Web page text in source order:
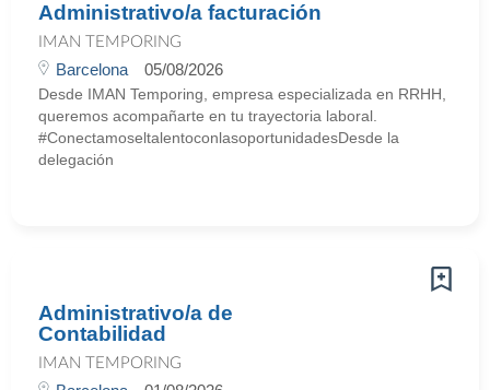
Administrativo/a facturación
IMAN TEMPORING
Barcelona 05/08/2026
Desde IMAN Temporing, empresa especializada en RRHH,
queremos acompañarte en tu trayectoria laboral.
#ConectamoseltalentoconlasoportunidadesDesde la
delegación
Administrativo/a de
Contabilidad
IMAN TEMPORING